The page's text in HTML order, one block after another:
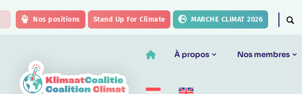
Nos positions Stand Up For Climate MARCHE CLIMAT 2026
À propos Nos membres